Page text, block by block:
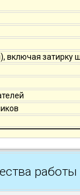
включая затирку